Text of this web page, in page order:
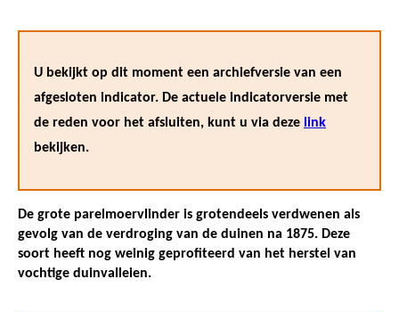
U bekijkt op dit moment een archiefversie van een
afgesloten indicator. De actuele indicatorversie met
de reden voor het afsluiten, kunt u via deze link
bekijken.
De grote parelmoervlinder is grotendeels verdwenen als
gevolg van de verdroging van de duinen na 1875. Deze
soort heeft nog weinig geprofiteerd van het herstel van
vochtige duinvalleien.